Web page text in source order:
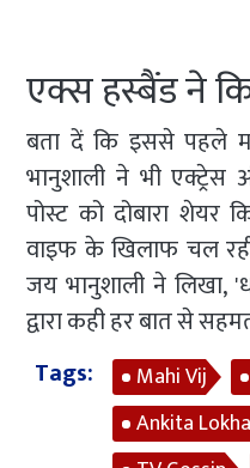
एक्स हस्बैंड ने
बता दें कि इससे पहले
भानुशाली ने भी एक्ट्रेस
पोस्ट को दोबारा
वाइफ के खिलाफ चल रही
जय भानुशाली ने
द्वारा कही हर बात से
Tags:
Mahi Vij
Ankita